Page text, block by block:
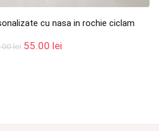
cu nasa in rochie ciclam
lei Prețul
55.00 leiPrețul